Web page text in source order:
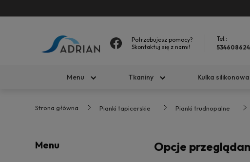
Potrzebujesz pomocy?
Skontaktuj się z nami!
Tel.:
534608624
Menu Tkaniny Kulka
Strona główna Pianki tapicerskie Pianki trudnopalne
Menu Opcje